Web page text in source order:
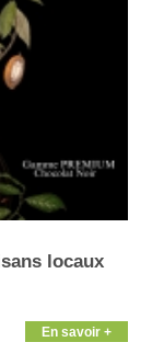
locaux
En savoir +